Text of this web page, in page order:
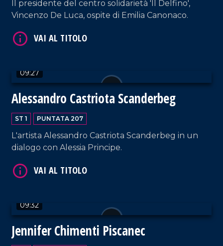
Il presidente del centro solidarietà 'Il Delfino',
Vincenzo De Luca, ospite di Emilia Canonaco.
09:27
Alessandro Castriota Scanderbeg
ST 1 PUNTATA 207
L'artista Alessandro Castriota Scanderbeg in un
dialogo con Alessia Principe.
09:32
Jennifer Chimenti Piscanec
VAI AL TITOLO